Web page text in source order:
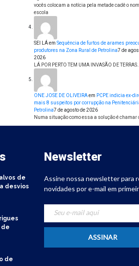
vocês colocam a notícia pela metade cadê o
escola
SEI LÁem Sequência de furtos de arames
produtores na Zona Rural de Petrolina7 de
2026
LÁ POR PERTO TEM UMA INVASÃO DE
ONE JOSE DE OLIVEIRAem PCPE indicia ex-
mais 8 suspeitos por corrupção na
Petrolina7 de agosto de 2026
Numa situação como essa a solução é chamar
de
desvios
de
de
Newsletter
Assine nossa newsletter para
novidades por e-mail em